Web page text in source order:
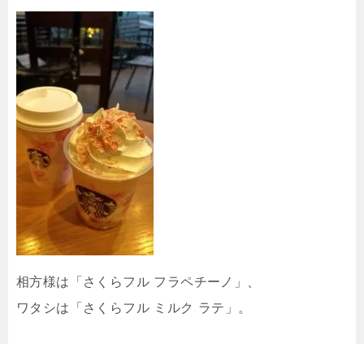
相方様は「さくらフル フラペチーノ」、
ワタシは「さくらフル ミルク ラテ」。